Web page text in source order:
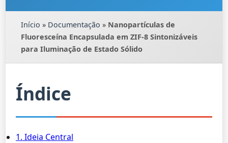
Início » Documentação » Nanopartículas de
Fluoresceína Encapsulada em ZIF-8 Sintonizáveis
para Iluminação de Estado Sólido
Índice
1. Ideia Central